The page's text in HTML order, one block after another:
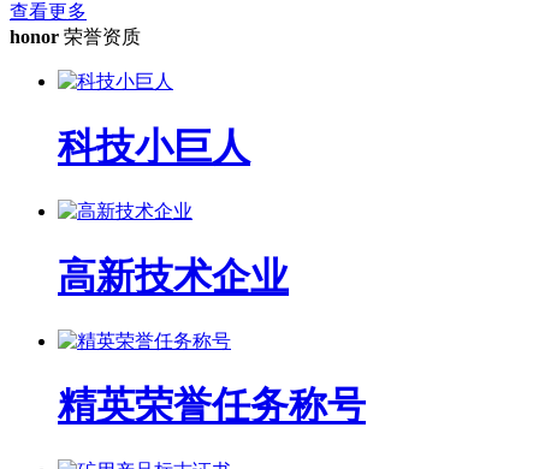
查看更多
honor 荣誉资质
科技小巨人
高新技术企业
精英荣誉任务称号